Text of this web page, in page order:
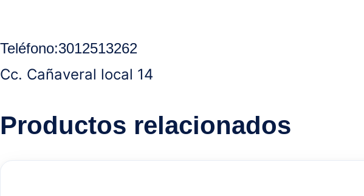
Teléfono:3012513262
Cc. Cañaveral local 14
Productos relacionados